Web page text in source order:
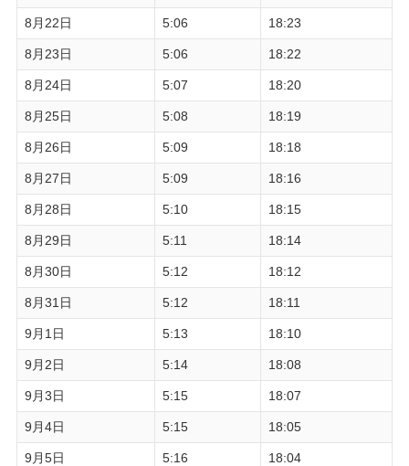
8月22日 5:06 18:23
8月23日 5:06 18:22
8月24日 5:07 18:20
8月25日 5:08 18:19
8月26日 5:09 18:18
8月27日 5:09 18:16
8月28日 5:10 18:15
8月29日 5:11 18:14
8月30日 5:12 18:12
8月31日 5:12 18:11
9月1日 5:13 18:10
9月2日 5:14 18:08
9月3日 5:15 18:07
9月4日 5:15 18:05
9月5日 5:16 18:04